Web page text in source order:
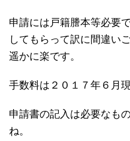
申請には戸籍謄本等必要
してもらって訳に間違い
遥かに楽です。
手数料は２０１７年６月
申請書の記入は必要なも
ね。